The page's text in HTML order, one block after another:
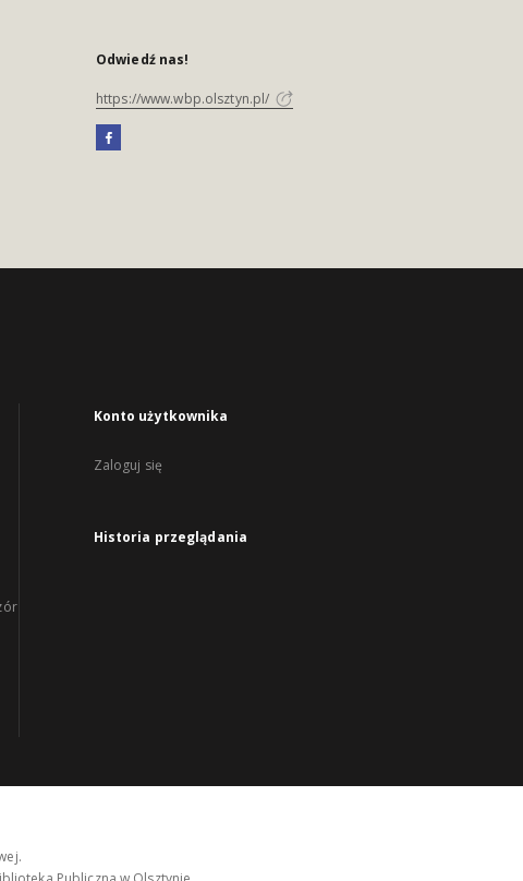
Odwiedź nas!
https://www.wbp.olsztyn.pl/
Konto użytkownika
Zaloguj się
Historia przeglądania